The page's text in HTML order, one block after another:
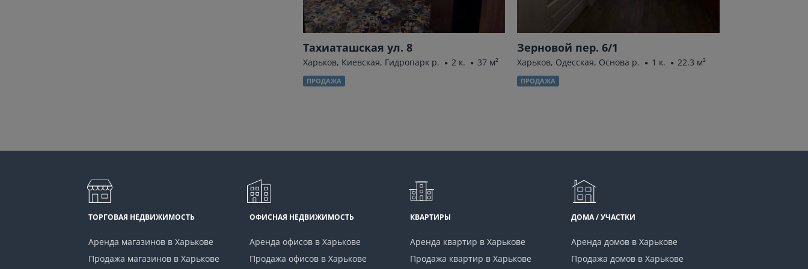
Тахиаташская ул. 8
Харьков, Киевская, Гидропарк р. 2 к. 37 м²
ПРОДАЖА
Зерновой пер. 6/1
Харьков, Одесская, Основа р. 1 к. 22.3 м²
ПРОДАЖА
ТОРГОВАЯ НЕДВИЖИМОСТЬ
Аренда магазинов в Харькове
Продажа магазинов в Харькове
ОФИСНАЯ НЕДВИЖИМОСТЬ
Аренда офисов в Харькове
Продажа офисов в Харькове
КВАРТИРЫ
Аренда квартир в Харькове
Продажа квартир в Харькове
ДОМА / УЧАСТКИ
Аренда домов в Харькове
Продажа домов в Харькове